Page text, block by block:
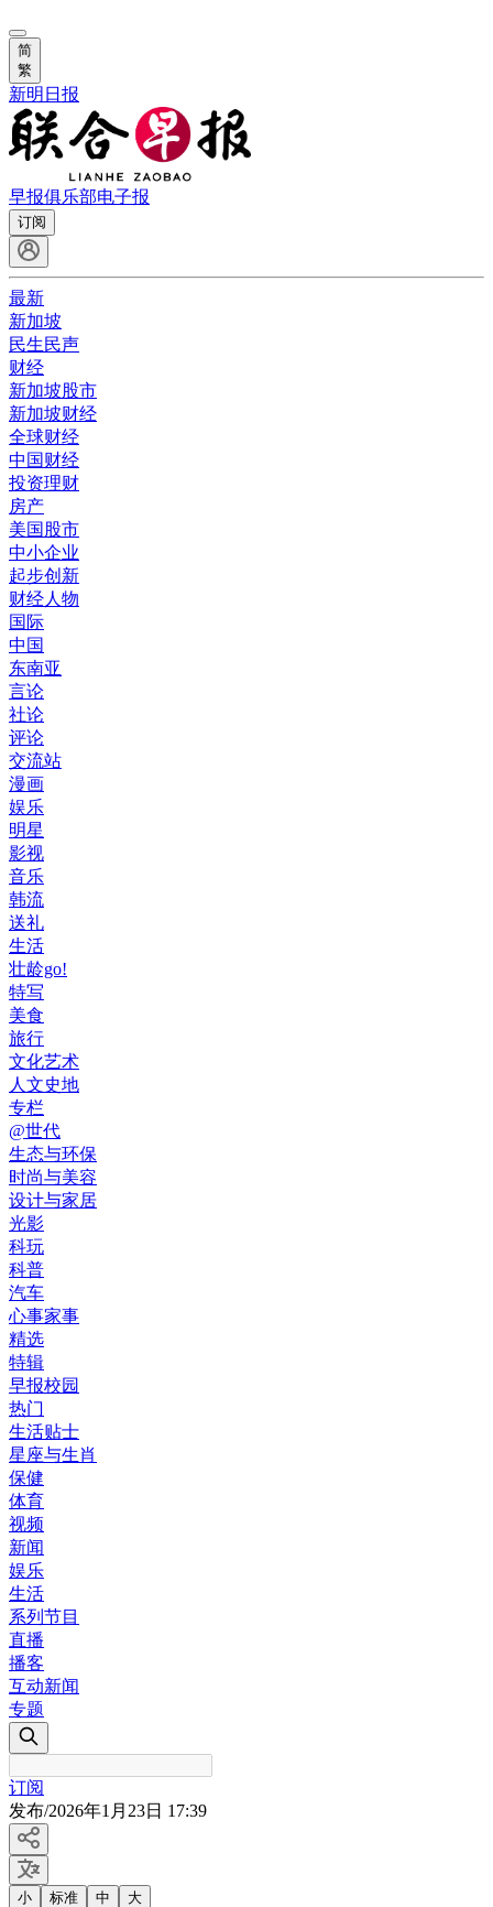
简
繁
新明日报
早报俱乐部电子报
订阅
最新
新加坡
民生民声
财经
新加坡股市
新加坡财经
全球财经
中国财经
投资理财
房产
美国股市
中小企业
起步创新
财经人物
国际
中国
东南亚
言论
社论
评论
交流站
漫画
娱乐
明星
影视
音乐
韩流
送礼
生活
壮龄go!
特写
美食
旅行
文化艺术
人文史地
专栏
@世代
生态与环保
时尚与美容
设计与家居
光影
科玩
科普
汽车
心事家事
精选
特辑
早报校园
热门
生活贴士
星座与生肖
保健
体育
视频
新闻
娱乐
生活
系列节目
直播
播客
互动新闻
专题
订阅
发布/2026年1月23日 17:39
小 标准 中 大